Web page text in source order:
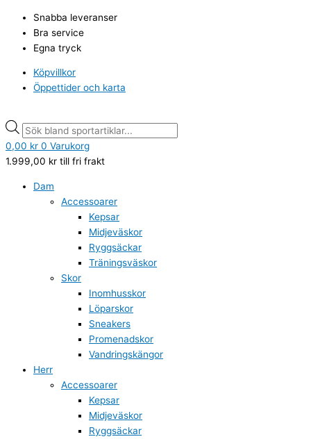
innehåll
Snabba leveranser
Bra service
Egna tryck
Köpvillkor
Öppettider och karta
search
0,00 kr 0 Varukorg
1.999,00 kr till fri frakt
Dam
Accessoarer
Kepsar
Midjeväskor
Ryggsäckar
Träningsväskor
Skor
Inomhusskor
Löparskor
Sneakers
Promenadskor
Vandringskängor
Herr
Accessoarer
Kepsar
Midjeväskor
Ryggsäckar
search
Running
Active,
svart,
mängd